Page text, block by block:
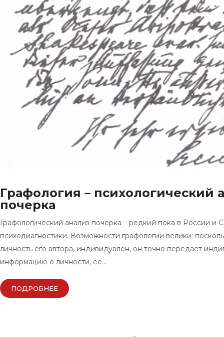
Графология – психологический
почерка
Графологический анализ почерка – редкий пока в России и
психодиагностики. Возможности графологии велики:
личность его автора, индивидуален, он точно передает
информацию о личности, ее…
ПОДРОБНЕЕ